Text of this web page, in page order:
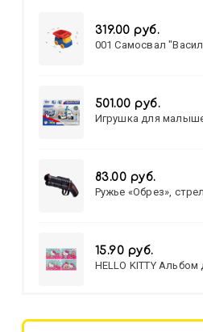
319.00 руб.
001 Самосвал
501.00 руб.
Игрушка для
83.00 руб.
Ружье «Обрез»,
15.90 руб.
HELLO KITTY